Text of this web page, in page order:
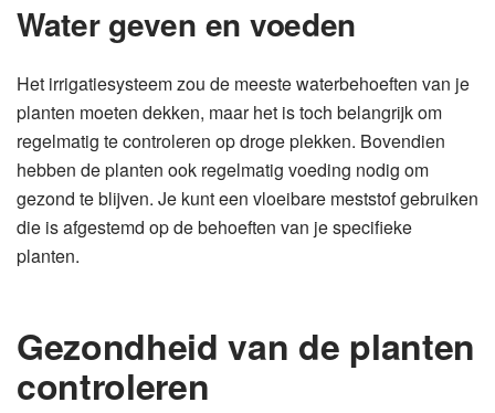
Water geven en voeden
Het irrigatiesysteem zou de meeste waterbehoeften van je
planten moeten dekken, maar het is toch belangrijk om
regelmatig te controleren op droge plekken. Bovendien
hebben de planten ook regelmatig voeding nodig om
gezond te blijven. Je kunt een vloeibare meststof gebruiken
die is afgestemd op de behoeften van je specifieke
planten.
Gezondheid van de planten
controleren